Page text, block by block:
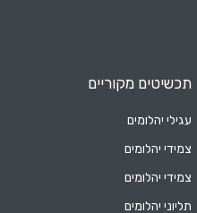
תכשיטים מקוריים
עגילי יהלומים
צמידי יהלומים
צמידי יהלומים
תליוני יהלומים